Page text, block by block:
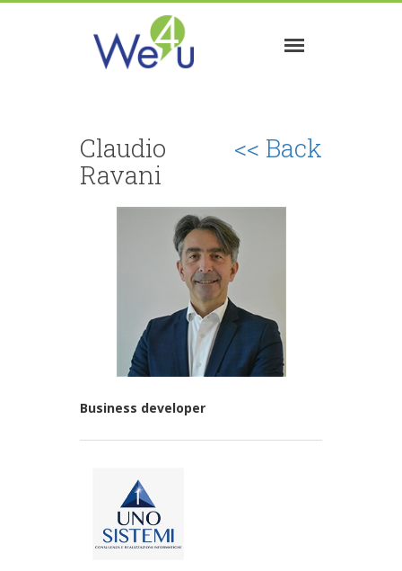
<< Back
Claudio
Ravani
Business developer